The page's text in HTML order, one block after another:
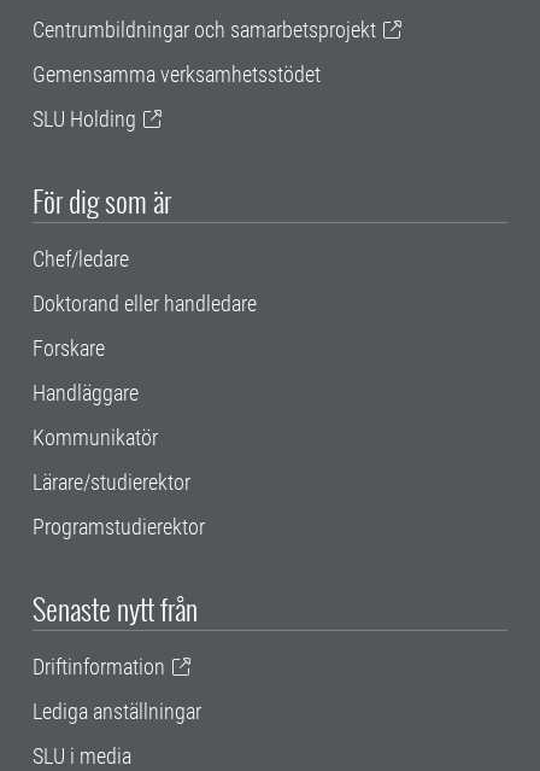
Centrumbildningar och samarbetsprojekt
Gemensamma verksamhetsstödet
SLU Holding
För dig som är
Chef/ledare
Doktorand eller handledare
Forskare
Handläggare
Kommunikatör
Lärare/studierektor
Programstudierektor
Senaste nytt från
Driftinformation
Lediga anställningar
SLU i media